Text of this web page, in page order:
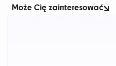
Może Cię zainteresować